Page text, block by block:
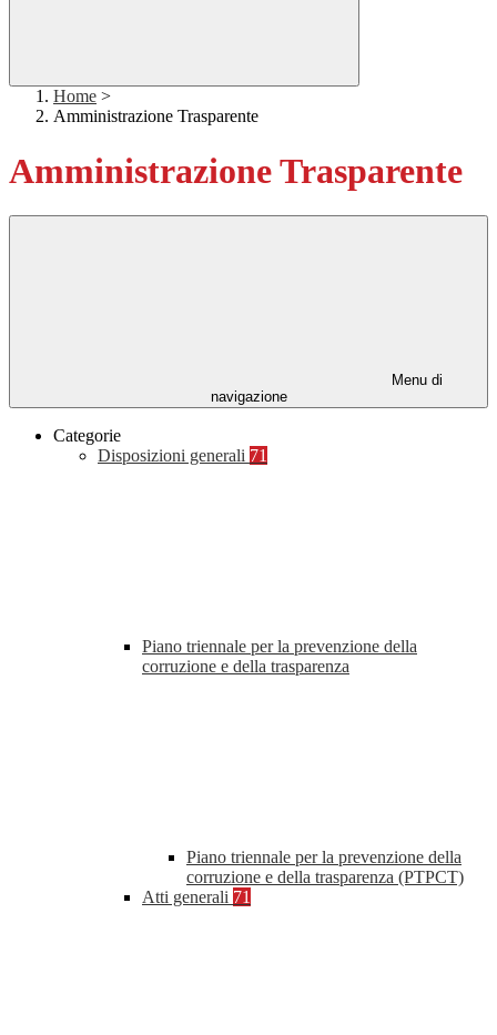
Home >
Amministrazione Trasparente
Amministrazione Trasparente
Menu di
navigazione
Categorie
Disposizioni generali 71
Piano triennale per la prevenzione della
corruzione e della trasparenza
Piano triennale per la prevenzione della
corruzione e della trasparenza (PTPCT)
Atti generali 71